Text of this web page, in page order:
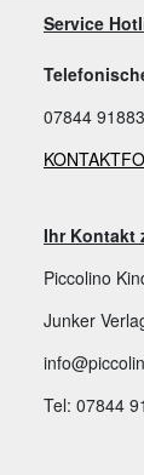
Service
07844
Ihr Kontakt
Piccolino
Junker
Tel: 07844